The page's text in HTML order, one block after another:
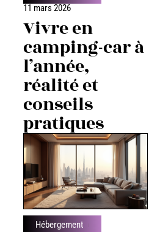
11 mars 2026
Vivre en
camping-car à
l’année,
réalité et
conseils
pratiques
Hébergement